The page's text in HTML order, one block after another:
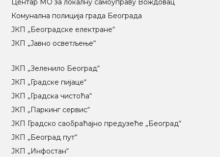
Центар МO за локалну самоуправу Вождовац
Комунална полиција града Београда
ЈКП „Београдске електране“
ЈКП „Јавно осветљење“
ЈКП „Зеленило Београд“
ЈКП „Градске пијаце“
ЈКП „Градска чистоћа“
ЈКП „Паркинг сервис“
ЈКП Градско саобраћајно предузеће „Београд“
ЈКП „Београд пут“
ЈКП „Инфостан“